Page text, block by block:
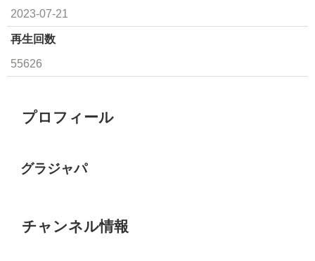
2023-07-21
再生回数
55626
プロフィール
グラジャパ
チャンネル情報